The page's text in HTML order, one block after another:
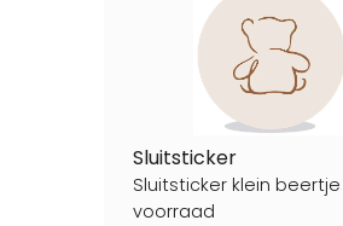
Sluitsticker
Sluitsticker klein
voorraad